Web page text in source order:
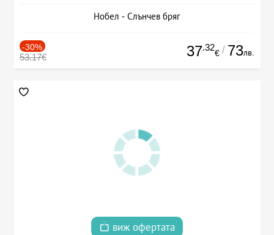
Нобел - Слънчев бряг
-30%
53.17€ 37.32
€ / 73лв.
виж офертата